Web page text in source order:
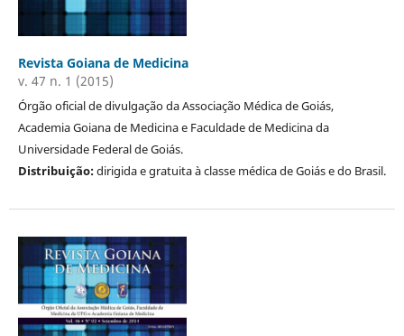
Revista Goiana de Medicina
v. 47 n. 1 (2015)
Órgão oficial de divulgação da Associação Médica de Goiás,
Academia Goiana de Medicina e Faculdade de Medicina da
Universidade Federal de Goiás.
Distribuição:dirigida e gratuita à classe médica de Goiás e do Brasil.